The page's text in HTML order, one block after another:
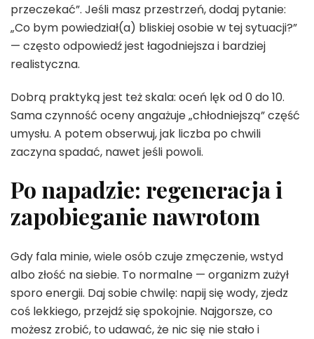
przeczekać”. Jeśli masz przestrzeń, dodaj pytanie:
„Co bym powiedział(a) bliskiej osobie w tej sytuacji?”
— często odpowiedź jest łagodniejsza i bardziej
realistyczna.
Dobrą praktyką jest też skala: oceń lęk od 0 do 10.
Sama czynność oceny angażuje „chłodniejszą” część
umysłu. A potem obserwuj, jak liczba po chwili
zaczyna spadać, nawet jeśli powoli.
Po napadzie: regeneracja i
zapobieganie nawrotom
Gdy fala minie, wiele osób czuje zmęczenie, wstyd
albo złość na siebie. To normalne — organizm zużył
sporo energii. Daj sobie chwilę: napij się wody, zjedz
coś lekkiego, przejdź się spokojnie. Najgorsze, co
możesz zrobić, to udawać, że nic się nie stało i